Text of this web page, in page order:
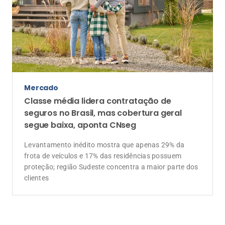
Mercado
Classe média lidera contratação de
seguros no Brasil, mas cobertura geral
segue baixa, aponta CNseg
Levantamento inédito mostra que apenas 29% da
frota de veículos e 17% das residências possuem
proteção; região Sudeste concentra a maior parte dos
clientes